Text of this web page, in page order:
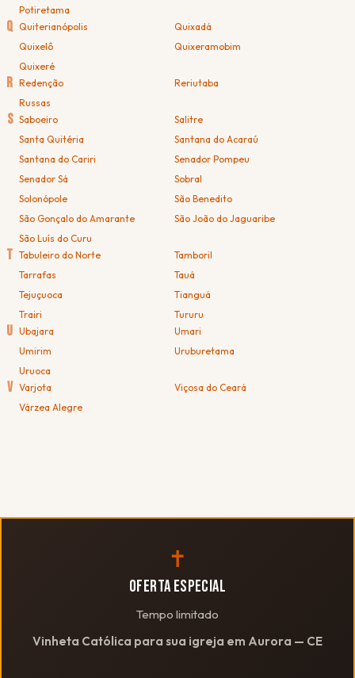
Potiretama
Q Quiterianópolis
Quixadá
Quixelô
Quixeramobim
Quixeré
R Redenção
Reriutaba
Russas
S Saboeiro
Salitre
Santa Quitéria
Santana do Acaraú
Santana do Cariri
Senador Pompeu
Senador Sá
Sobral
Solonópole
São Benedito
São Gonçalo do Amarante
São João do Jaguaribe
São Luís do Curu
T Tabuleiro do Norte
Tamboril
Tarrafas
Tauá
Tejuçuoca
Tianguá
Trairi
Tururu
U Ubajara
Umari
Umirim
Uruburetama
Uruoca
V Varjota
Viçosa do Ceará
Várzea Alegre
✝
OFERTA ESPECIAL
Tempo limitado
Vinheta Católica para sua igreja em Aurora — CE